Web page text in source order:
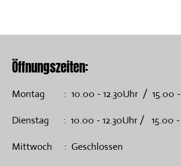
Öffnungszeiten:
Montag : 10.00 - 12.30Uhr / 15.00 -
Dienstag : 10.00 - 12.30Uhr / 15.00 -
Mittwoch : Geschlossen